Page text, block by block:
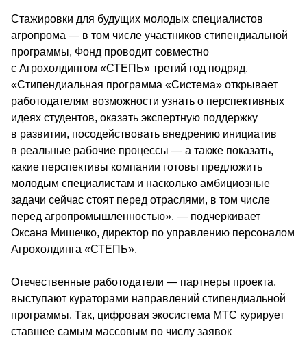
Стажировки для будущих молодых специалистов
агропрома — в том числе участников стипендиальной
программы, Фонд проводит совместно
с Агрохолдингом «СТЕПЬ» третий год подряд.
«Стипендиальная программа «Система» открывает
работодателям возможности узнать о перспективных
идеях студентов, оказать экспертную поддержку
в развитии, посодействовать внедрению инициатив
в реальные рабочие процессы — а также показать,
какие перспективы компании готовы предложить
молодым специалистам и насколько амбициозные
задачи сейчас стоят перед отраслями, в том числе
перед агропромышленностью», — подчеркивает
Оксана Мишечко, директор по управлению персоналом
Агрохолдинга «СТЕПЬ».
Отечественные работодатели — партнеры проекта,
выступают кураторами направлений стипендиальной
программы. Так, цифровая экосистема МТС курирует
ставшее самым массовым по числу заявок